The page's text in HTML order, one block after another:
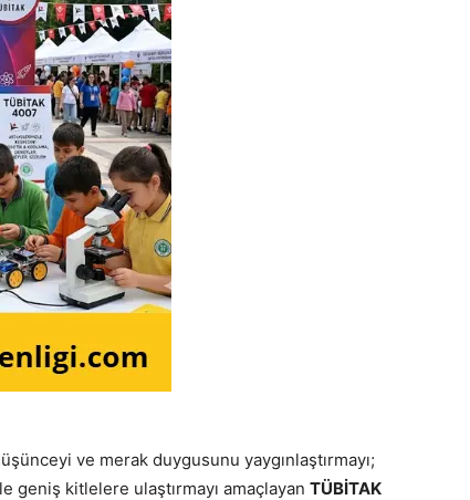
ve merak duygusunu yaygınlaştırmayı;
kitlelere ulaştırmayı amaçlayan TÜBİTAK